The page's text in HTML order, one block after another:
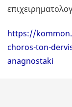
https://
choros-ton-
anagnostaki